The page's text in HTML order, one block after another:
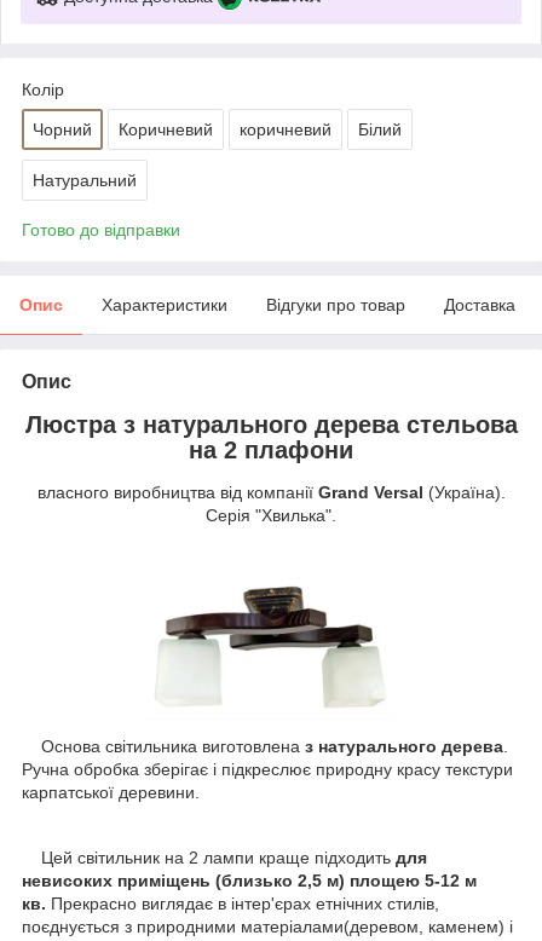
Колір
Чорний Коричневий коричневий Білий
Натуральний
Готово до відправки
Опис Характеристики Відгуки про товар Доставка
Опис
Люстра з натурального дерева стельова
на 2 плафони
власного виробництва від компанії Grand Versal (Україна).
Серія "Хвилька".
Основа світильника виготовлена з натурального дерева.
Ручна обробка зберігає і підкреслює природну красу текстури
карпатської деревини.
Цей світильник на 2 лампи краще підходить для
невисоких приміщень (близько 2,5 м) площею 5-12 м
кв. Прекрасно виглядає в інтер'єрах етнічних стилів,
поєднується з природними матеріалами(деревом, каменем) і